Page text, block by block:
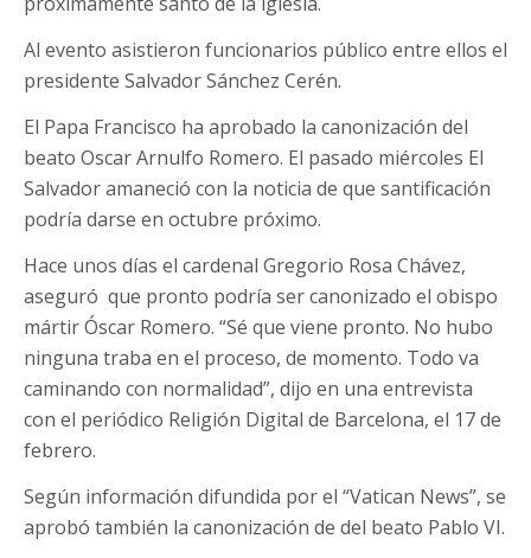
Al evento asistieron funcionarios público entre ellos el
presidente Salvador Sánchez Cerén.
El Papa Francisco ha aprobado la canonización del
beato Oscar Arnulfo Romero. El pasado miércoles El
Salvador amaneció con la noticia de que santificación
podría darse en octubre próximo.
Hace unos días el cardenal Gregorio Rosa Chávez,
aseguró que pronto podría ser canonizado el obispo
mártir Óscar Romero. “Sé que viene pronto. No hubo
ninguna traba en el proceso, de momento. Todo va
caminando con normalidad”, dijo en una entrevista
con el periódico Religión Digital de Barcelona, el 17 de
febrero.
Según información difundida por el “Vatican News”, se
aprobó también la canonización de del beato Pablo VI.